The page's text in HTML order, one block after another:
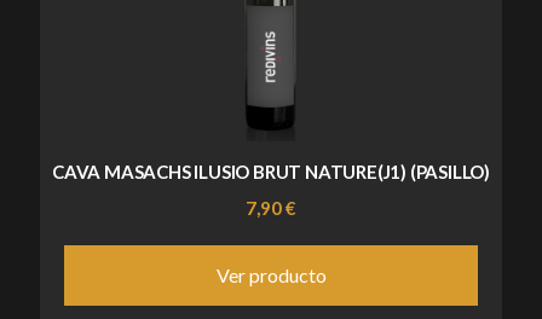
CAVA MASACHS ILUSIO BRUT NATURE(J1) (PASILLO)
7,90 €
Ver producto